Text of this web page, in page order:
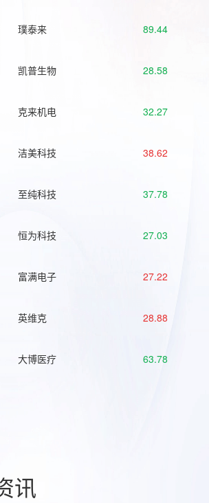
璞泰来 89.44
凯普生物 28.58
克来机电 32.27
洁美科技 38.62
至纯科技 37.78
恒为科技 27.03
富满电子 27.22
英维克 28.88
大博医疗 63.78
讯